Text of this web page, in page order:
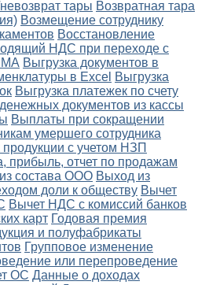
тары Возвратная тара
Возмещение сотруднику
Восстановление
НДС при переходе с
Выгрузка документов в
в Excel Выгрузка
Выгрузка платежек по счету
документов из кассы
Выплаты при сокращении
умершего сотрудника
продукции с учетом НЗП
прибыль, отчет по продажам
состава ООО Выход из
доли к обществу Вычет
Вычет НДС с комиссий банков
карт Годовая премия
и полуфабрикаты
Групповое изменение
или перепроведение
ОС Данные о доходах